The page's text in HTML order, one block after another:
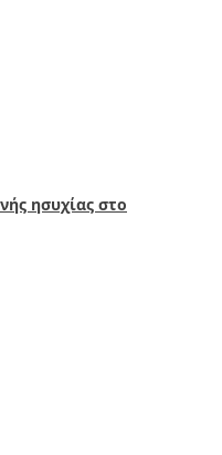
ησυχίας στο